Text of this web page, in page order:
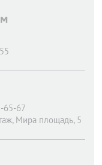
65-67
Мира площадь, 5